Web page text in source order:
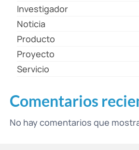
Investigador
Noticia
Producto
Proyecto
Servicio
Comentarios
No hay comentarios que